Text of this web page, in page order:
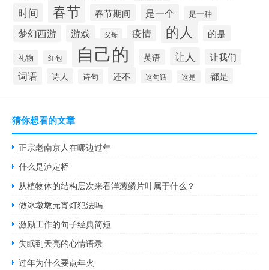
时间 春节 春节期间 是一个 是一种
梦幻西游 游戏 父母 疫情 的人 的是
礼物 红包 自己的 英语 让人 让我们
词语 诗人 诗句 还不 这句话 这是 都是
猜你想看的文章
正宗老南京人在哪边过年
什么是泸定桥
从植物体的结构层次来看洋葱鳞片叶属于什么？
做冰墩墩元宵灯犯法吗
激励工作的句子经典简短
失眠到天亮的心情语录
过年为什么要点年火